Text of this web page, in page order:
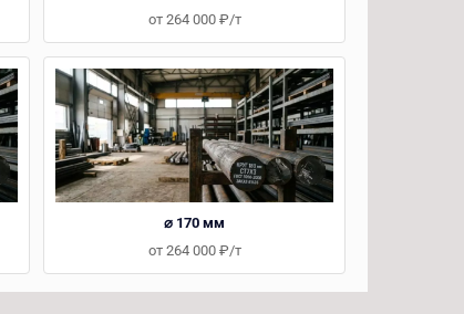
от 264 000 ₽/т
⌀ 170 мм
от 264 000 ₽/т